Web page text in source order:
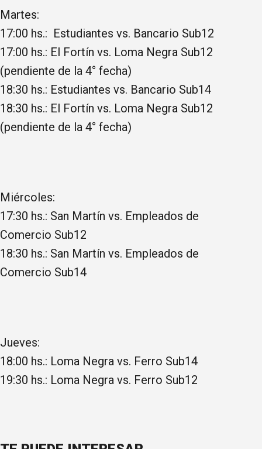
Martes:
17:00 hs.: Estudiantes vs. Bancario Sub12
17:00 hs.: El Fortín vs. Loma Negra Sub12
(pendiente de la 4° fecha)
18:30 hs.: Estudiantes vs. Bancario Sub14
18:30 hs.: El Fortín vs. Loma Negra Sub12
(pendiente de la 4° fecha)
Miércoles:
17:30 hs.: San Martín vs. Empleados de
Comercio Sub12
18:30 hs.: San Martín vs. Empleados de
Comercio Sub14
Jueves:
18:00 hs.: Loma Negra vs. Ferro Sub14
19:30 hs.: Loma Negra vs. Ferro Sub12